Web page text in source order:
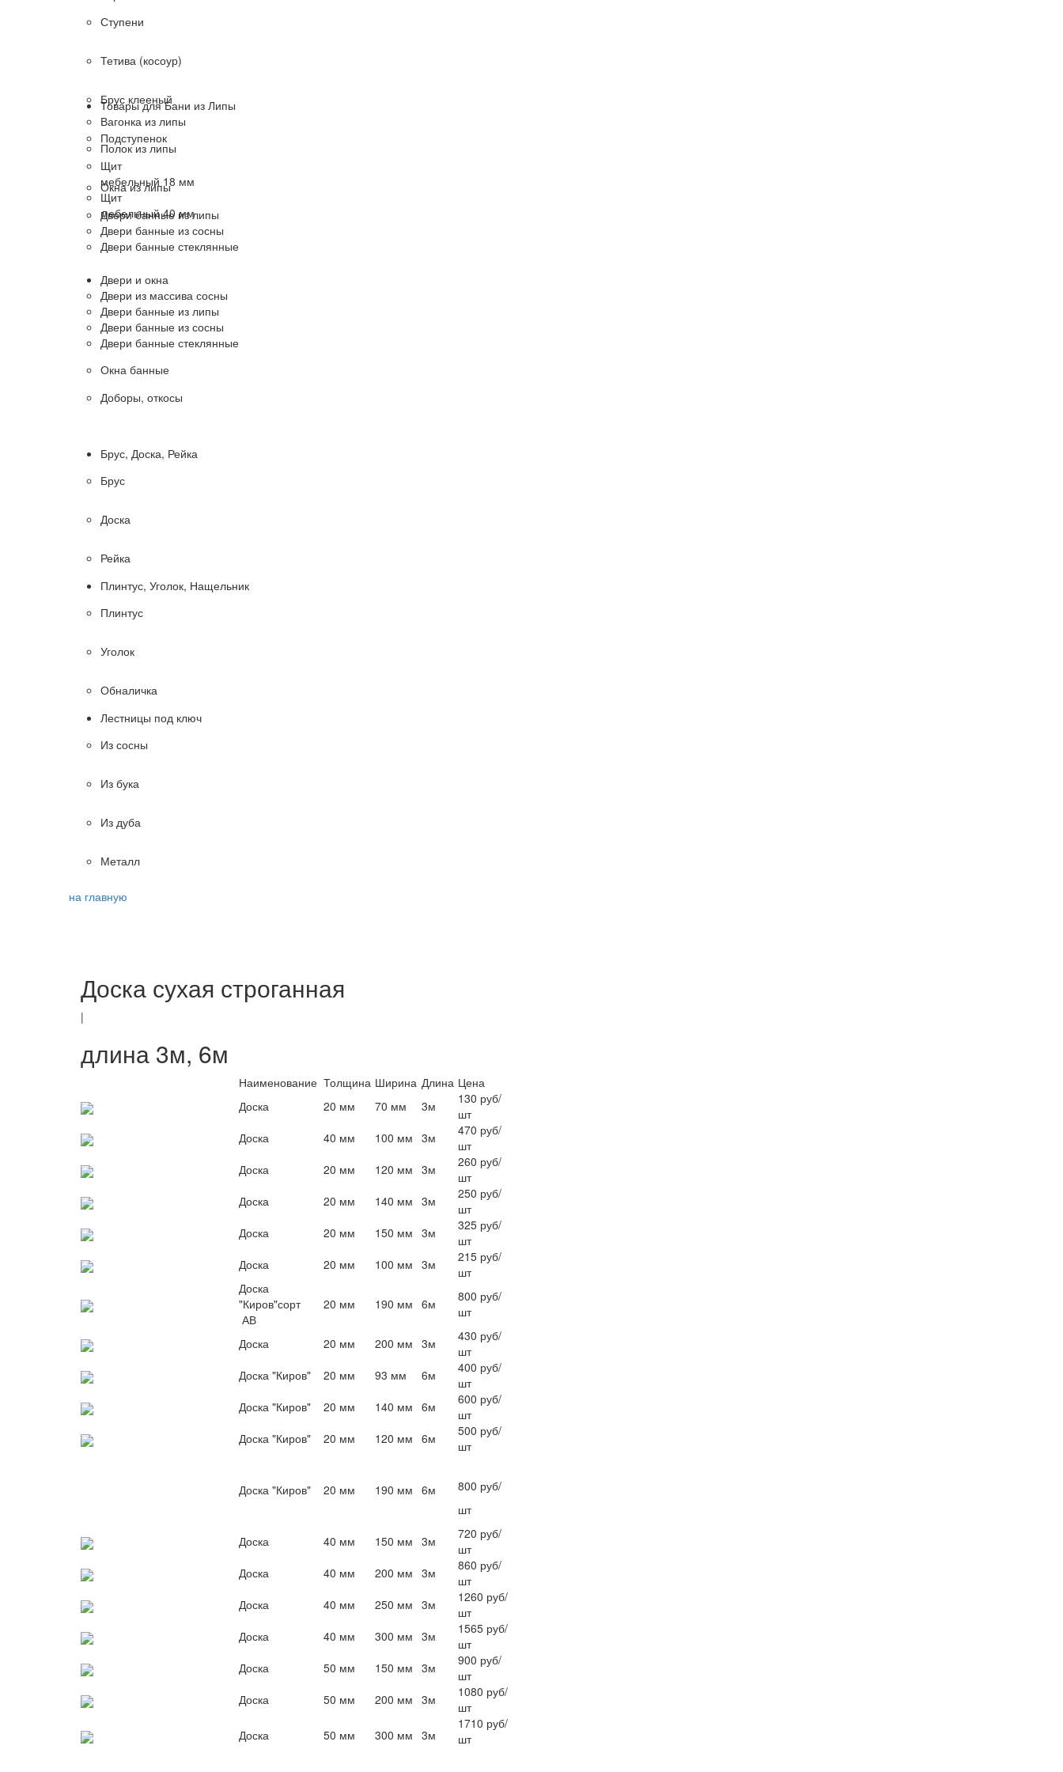
Ступени
Тетива (косоур)
Брус клееный
Подступенок
Щит
мебельный 18 мм
Щит
мебельный 40 мм
Товары для Бани из Липы
Вагонка из липы
Полок из липы
Окна из липы
Двери банные из липы
Двери банные из сосны
Двери банные стеклянные
Двери и окна
Двери из массива сосны
Двери банные из липы
Двери банные из сосны
Двери банные стеклянные
Окна банные
Доборы, откосы
Брус, Доска, Рейка
Брус
Доска
Рейка
Плинтус, Уголок, Нащельник
Плинтус
Уголок
Обналичка
Лестницы под ключ
Из сосны
Из бука
Из дуба
Металл
на главную
Доска сухая строганная
|
длина 3м, 6м
Наименование Толщина Ширина Длина Цена
Доска
20 мм 70 мм 3м
130 руб/
шт
Доска
40 мм 100 мм 3м
470 руб/
шт
Доска
20 мм 120 мм 3м
260 руб/
шт
Доска
20 мм 140 мм 3м
250 руб/
шт
Доска
20 мм 150 мм 3м
325 руб/
шт
Доска
20 мм 100 мм 3м
215 руб/
шт
Доска
"Киров"сорт
АВ
20 мм 190 мм 6м
800 руб/
шт
Доска
20 мм 200 мм 3м
430 руб/
шт
Доска "Киров"
20 мм 93 мм 6м
400 руб/
шт
Доска "Киров"
20 мм 140 мм 6м
600 руб/
шт
Доска "Киров"
20 мм 120 мм 6м
500 руб/
шт
Доска "Киров" 20 мм 190 мм 6м
800 руб/
шт
Доска
40 мм 150 мм 3м
720 руб/
шт
Доска
40 мм 200 мм 3м
860 руб/
шт
Доска
40 мм 250 мм 3м
1260 руб/
шт
Доска
40 мм 300 мм 3м
1565 руб/
шт
Доска
50 мм 150 мм 3м
900 руб/
шт
Доска
50 мм 200 мм 3м
1080 руб/
шт
Доска
50 мм 300 мм 3м
1710 руб/
шт